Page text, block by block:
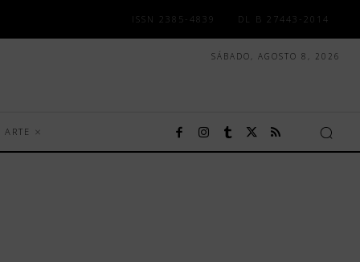
ISSN 2385-4839 DL B 27443-2014
SÁBADO, AGOSTO 8, 2026
ARTE